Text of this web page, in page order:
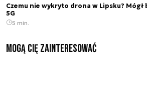
Czemu nie wykryto drona w Lipsku?
5G
5 min.
Mogą Cię zainteresować